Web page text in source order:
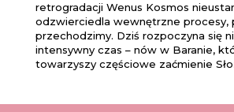
retrogradacji Wenus Kosmos
odzwierciedla wewnętrzne procesy,
przechodzimy. Dziś rozpoczyna się
intensywny czas – nów w Baranie,
towarzyszy częściowe zaćmienie